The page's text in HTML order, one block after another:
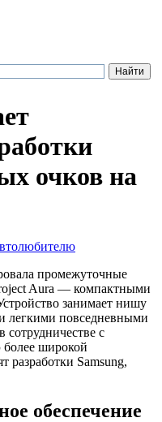
очков на
промежуточные
Aura — компактными
занимает нишу
легкими повседневными
сотрудничестве с
более широкой
разработки Samsung,
обеспечение